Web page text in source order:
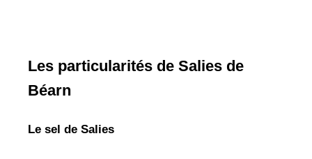
Les particularités de Salies de
Béarn
Le sel de Salies